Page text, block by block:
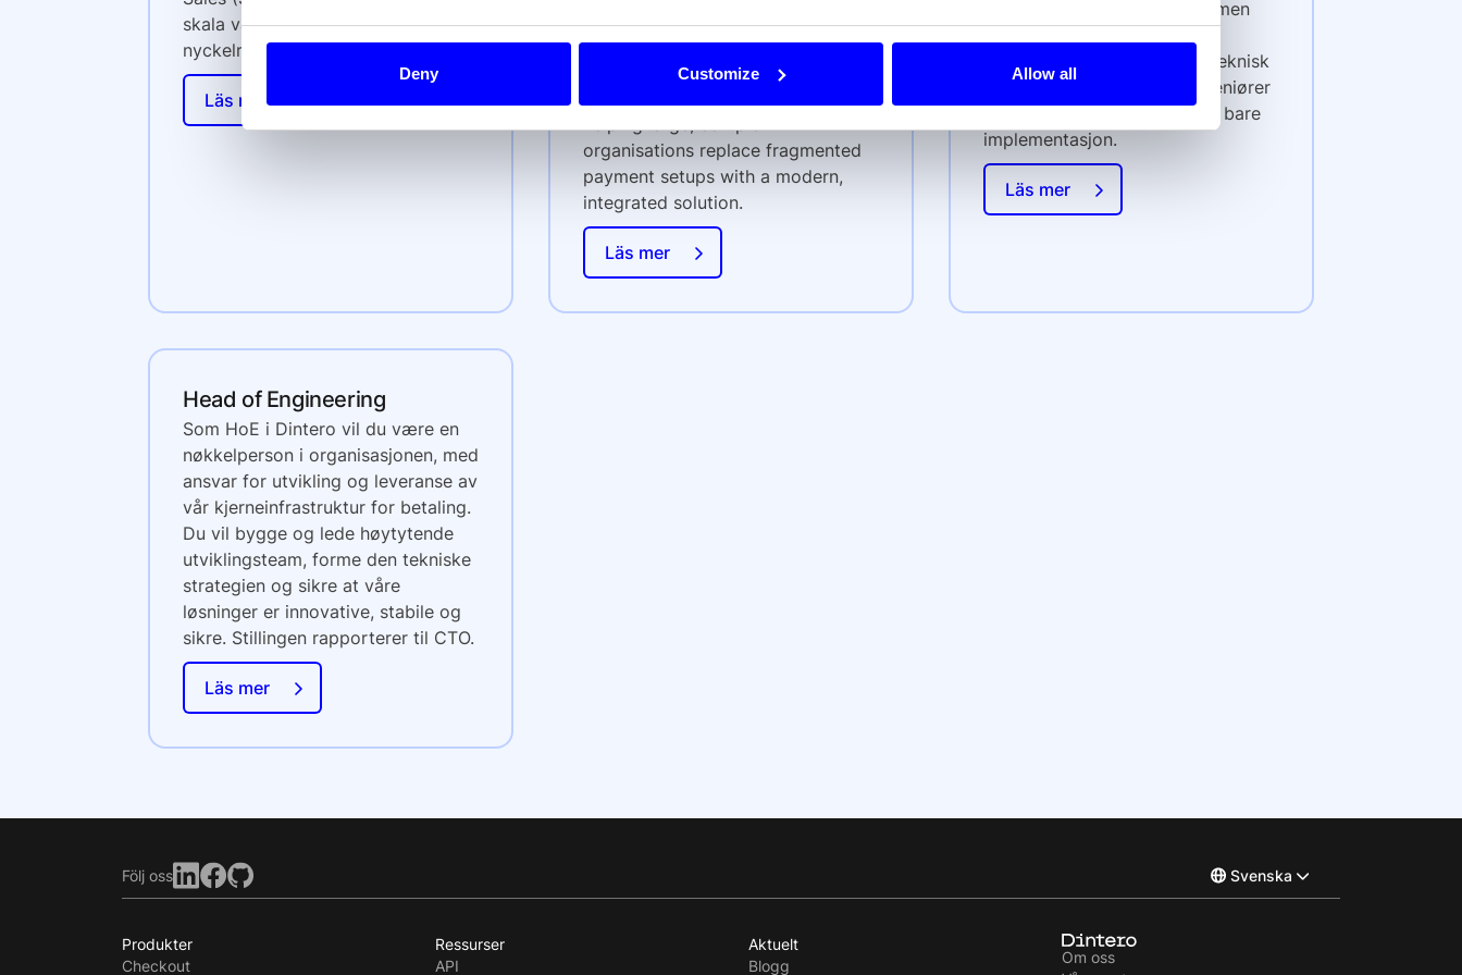
Deny Customize Allow all
skala vår SMB-affär samt spela en
nyckelroll i vår nästa tillväxtfas.
Läs mer
own the full sales cycle for new
merchants and platforms in the
Enterprise segment. Your main
helping large, complex
organisations replace fragmented
payment setups with a modern,
integrated solution.
Läs mer
Vi bygger og drifter plattformen
betalingsflyten. Det gir oss teknisk
dybde, reelt ansvar - og ingeniører
som påvirker arkitektur, ikke bare
implementasjon.
Läs mer
Head of Engineering
Som HoE i Dintero vil du være en
nøkkelperson i organisasjonen, med
ansvar for utvikling og leveranse av
vår kjerneinfrastruktur for betaling.
Du vil bygge og lede høytytende
utviklingsteam, forme den tekniske
strategien og sikre at våre
løsninger er innovative, stabile og
sikre. Stillingen rapporterer til CTO.
Läs mer
Följ oss Svenska
Produkter
Checkout
Ressurser
API
Aktuelt
Blogg
Om oss